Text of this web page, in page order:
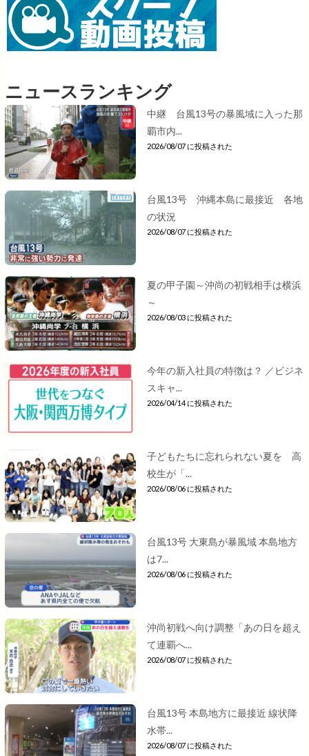
ニュースランキング
中継 台風13号の暴風域に入った那
覇市内...
2026/08/07 に投稿された
台風13号 沖縄本島に最接近 各地
の状況
2026/08/07 に投稿された
夏の甲子園～沖尚の初戦相手は横浜
～
2026/08/03 に投稿された
今年の新入社員の特徴は？ ／ビジネ
スキャ...
2026/04/14 に投稿された
子どもたちに忘れられない夏を 高
校生が「...
2026/08/06 に投稿された
台風13号 大東島が暴風域 本島地方
は7...
2026/08/06 に投稿された
沖尚初戦へ向け調整「あの日を超え
て連覇へ...
2026/08/07 に投稿された
台風13号 本島地方に最接近 線状降
水帯...
2026/08/07 に投稿された